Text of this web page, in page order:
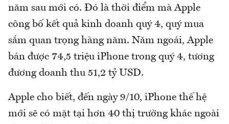
năm sau mới có. Đó là thời điểm mà Apple
công bố kết quả kinh doanh quý 4, quý mua
sắm quan trọng hàng năm. Năm ngoái, Apple
bán được 74,5 triệu iPhone trong quý 4, tương
đương doanh thu 51,2 tỷ USD.
Apple cho biết, đến ngày 9/10, iPhone thế hệ
mới sẽ có mặt tại hơn 40 thị trường khác ngoài